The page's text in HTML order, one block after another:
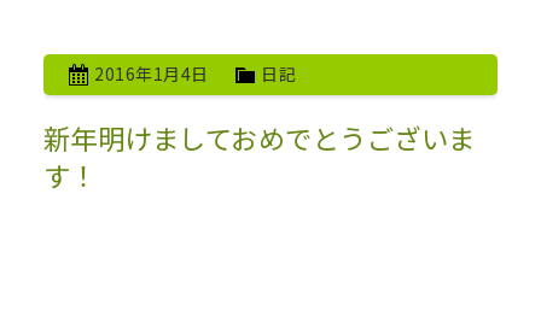
2016年1月4日 日記
新年明けましておめでとうございま
す！